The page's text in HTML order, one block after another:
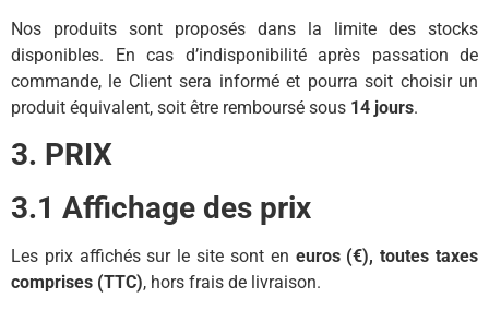
Nos produits sont proposés dans la limite des stocks
disponibles. En cas d’indisponibilité après passation de
commande, le Client sera informé et pourra soit choisir un
produit équivalent, soit être remboursé sous 14 jours.
3. PRIX
3.1 Affichage des prix
Les prix affichés sur le site sont en euros (€), toutes taxes
comprises (TTC), hors frais de livraison.